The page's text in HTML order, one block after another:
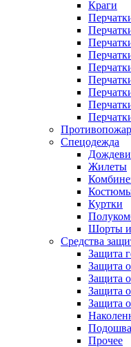
Краги
Спецодежда
Жилеты
Куртки
Шорты
Средства
Защита
Защита
Защита
Защита
Защита
Прочее